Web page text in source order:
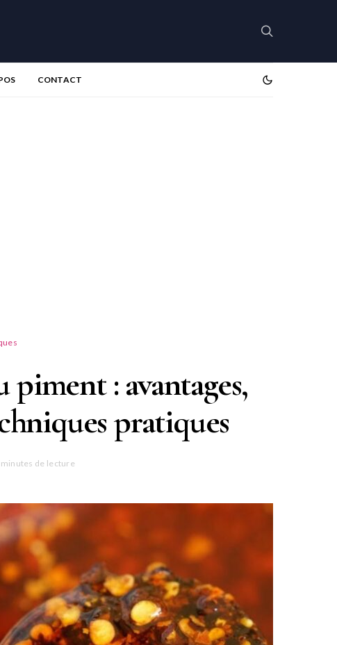
CONTACT
piment : avantages,
pratiques
minutes de lecture